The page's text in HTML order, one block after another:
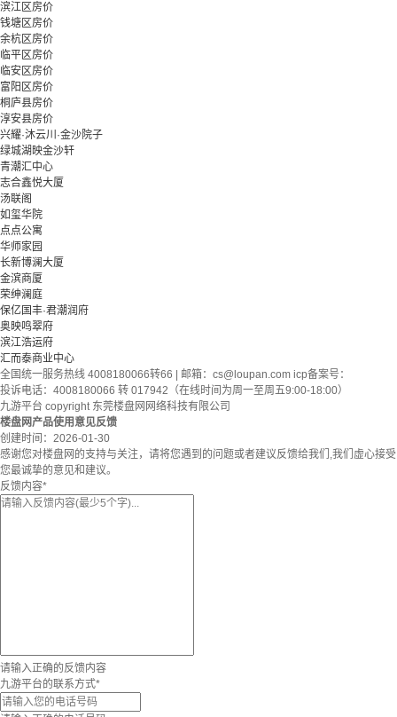
滨江区房价
钱塘区房价
余杭区房价
临平区房价
临安区房价
富阳区房价
桐庐县房价
淳安县房价
兴耀·沐云川·金沙院子
绿城湖映金沙轩
青潮汇中心
志合鑫悦大厦
汤联阁
如玺华院
点点公寓
华师家园
长新博澜大厦
金滨商厦
荣绅澜庭
保亿国丰·君潮润府
奥映鸣翠府
滨江浩运府
汇而泰商业中心
全国统一服务热线 4008180066转66 | 邮箱： cs@loupan.com icp备案号：
投诉电话：4008180066 转 017942（在线时间为周一至周五9:00-18:00）
九游平台 copyright 东莞楼盘网网络科技有限公司
楼盘网产品使用意见反馈
创建时间： 2026-01-30
感谢您对楼盘网的支持与关注，请将您遇到的问题或者建议反馈给我们,我们虚心接受
您最诚挚的意见和建议。
反馈内容*
请输入正确的反馈内容
九游平台的联系方式*